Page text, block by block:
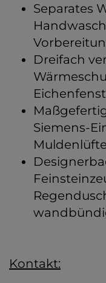
Separates
Dreifach
Siemens-
Kontakt: